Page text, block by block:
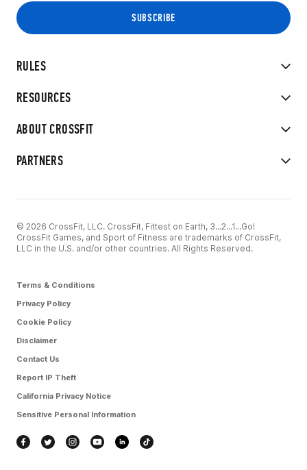
RULES
RESOURCES
ABOUT CROSSFIT
PARTNERS
© 2026 CrossFit, LLC. CrossFit, Fittest on Earth, 3...2...1...Go!
CrossFit Games, and Sport of Fitness are trademarks of CrossFit,
LLC in the U.S. and/or other countries. All Rights Reserved.
Terms & Conditions
Privacy Policy
Cookie Policy
Disclaimer
Contact Us
Report IP Theft
California Privacy Notice
Sensitive Personal Information